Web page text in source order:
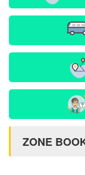
ZONE